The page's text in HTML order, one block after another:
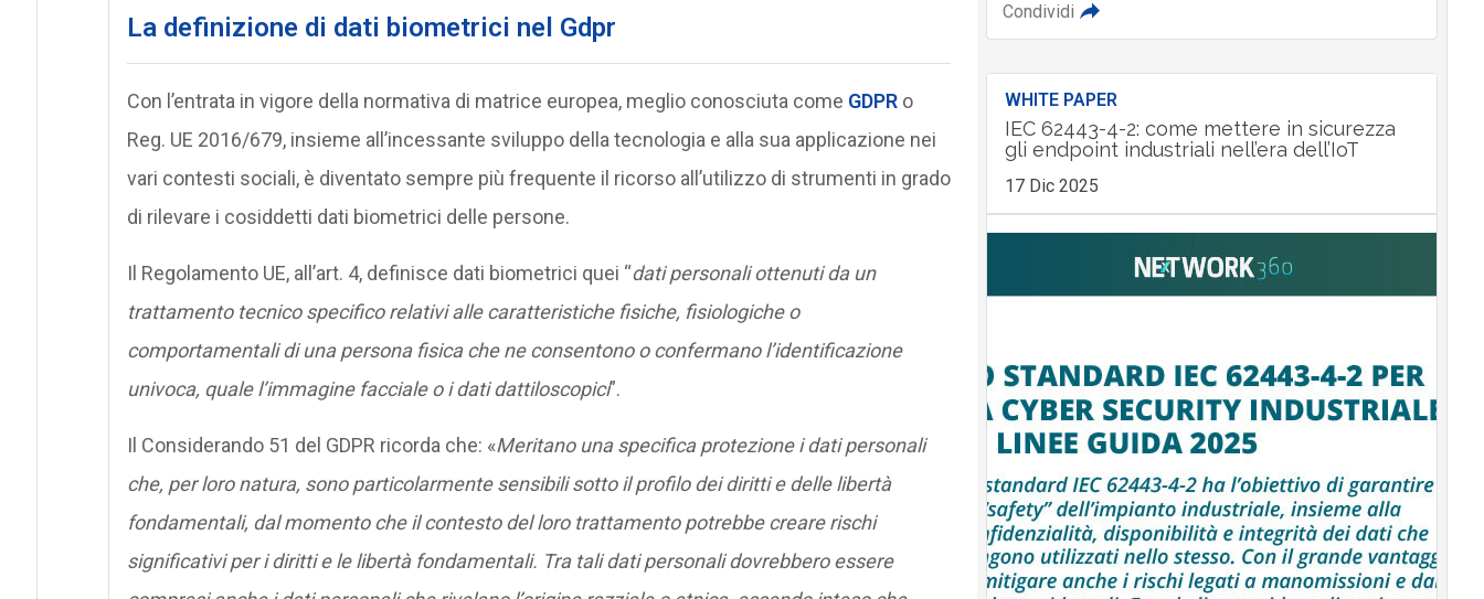
La definizione di dati biometrici nel Gdpr
Con l’entrata in vigore della normativa di matrice europea, meglio conosciuta come GDPRo
Reg. UE 2016/679, insieme all’incessante sviluppo della tecnologia e alla sua applicazione nei
vari contesti sociali, è diventato sempre più frequente il ricorso all’utilizzo di strumenti in grado
di rilevare i cosiddetti dati biometrici delle persone.
Il Regolamento UE, all’art. 4, definisce dati biometrici quei “dati personali ottenuti da un
trattamento tecnico specifico relativi alle caratteristiche fisiche, fisiologiche o
comportamentali di una persona fisica che ne consentono o confermano l’identificazione
univoca, quale l’immagine facciale o i dati dattiloscopici”.
Il Considerando 51 del GDPR ricorda che: «Meritano una specifica protezione i dati personali
che, per loro natura, sono particolarmente sensibili sotto il profilo dei diritti e delle libertà
fondamentali, dal momento che il contesto del loro trattamento potrebbe creare rischi
significativi per i diritti e le libertà fondamentali. Tra tali dati personali dovrebbero essere
Condividi
WHITE PAPER
IEC 62443-4-2: come mettere in sicurezza
gli endpoint industriali nell’era dell’IoT
17 Dic 2025